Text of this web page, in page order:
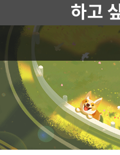
하고
Question.01
본 강의를 수강해
이유는 무엇일까요